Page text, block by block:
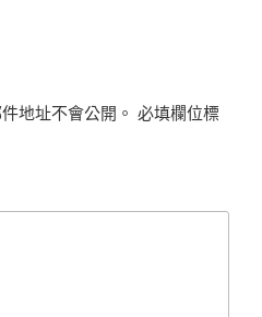
地址不會公開。 必填欄位標